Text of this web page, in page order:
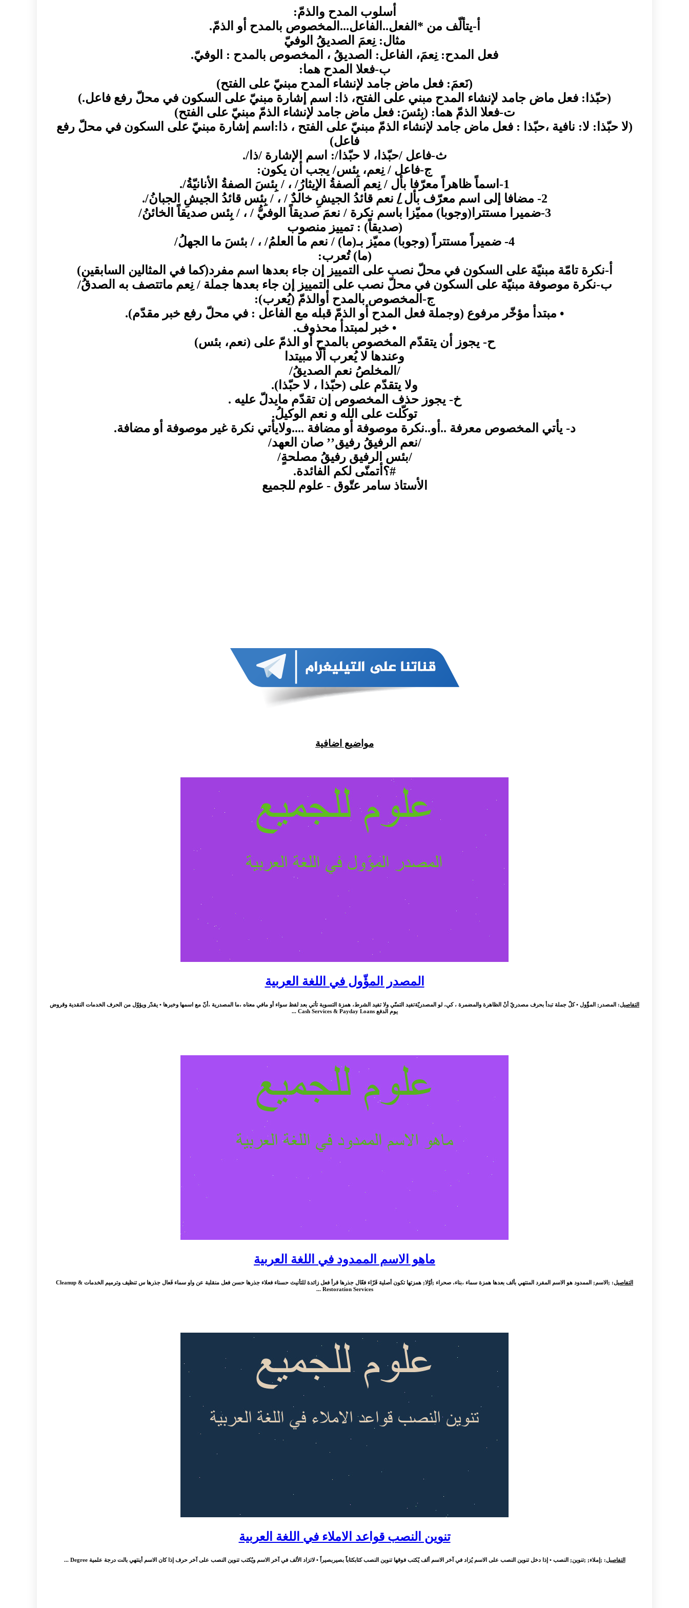
أسلوب‬ المدح والذمّ:
أ-يتألّف من *الفعل..الفاعل...المخصوص بالمدح أو الذمّ.
مثال: نِعمَ الصديقُ الوفيّ
فعل المدح: نِعمَ، الفاعل: الصديقُ ، المخصوص بالمدح : الوفيّ.
ب-فعلا المدح هما:
(نَعمَ: فعل ماض جامد لإنشاء المدح مبنيّ على الفتح)
(حبّذا: فعل ماض جامد لإنشاء المدح مبني على الفتح، ذا: اسم إشارة مبنيّ على السكون في محلّ رفع فاعل.)
ت-فعلا الذمّ هما: (بِئسَ: فعل ماض جامد لإنشاء الذمّ مبنيّ على الفتح)
(لا حبّذا: لا: نافية ،حبّذا : فعل ماض جامد لإنشاء الذمّ مبنيّ على الفتح ، ذا:اسم إشارة مبنيّ على السكون في محلّ رفع
فاعل)
ث-فاعل /حبّذا، لا حبّذا/: اسم الإشارة /ذا/.
ج-فاعل / نِعم، بِئس/ يجب أن يكون:
1-اسماً ظاهراً معرّفا بأل / نِعم الصفةُ الإيثارُ/ ، / بِئسَ الصفةُ الأنانيّةُ/.
2- مضافا إلى اسم معرّف بأل /ِ نعم قائدُ الجيشِ خالدٌ / ، / بِئس قائدُ الجيشِ الجبانُ/.
3-ضميرا مستترا(وجوبا) مميّزا باسم نكرة / نعمَ صديقاً الوفيُّ / ، / بِئس صديقاً الخائنُ/
(صديقاً) : تمييز منصوب
4- ضميراً مستتراً (وجوبا) مميّز بـ(ما) / نعم ما العلمُ/ ، / بئسَ ما الجهلُ/
(ما) تُعرب:
أ-نكرة تامّة مبنيّة على السكون في محلّ نصب على التمييز إن جاء بعدها اسم مفرد(كما في المثالين السابقين)
ب-نكرة موصوفة مبنيّة على السكون في محلّ نصب على التمييز إن جاء بعدها جملة / نِعم ماتتصف به الصدقُ/
ج-المخصوص بالمدح أوالذمّ (يُعرب):
• مبتدأ مؤخّر مرفوع (وجملة فعل المدح أو الذمّ قبله مع الفاعل : في محلّ رفع خبر مقدّم).
• خبر لمبتدأ محذوف.
ح- يجوز أن يتقدّم المخصوص بالمدح أو الذمّ على (نعم، بئس)
وعندها لا يُعرب ألّا مبيتدا
/المخلصُ نعم الصديقُ/
ولا يتقدّم على (حبّذا ، لا حبّذا).
خ- يجوز حذف المخصوص إن تقدّم مايدلّ عليه .
توكّلت على الله و نعم الوكيلُ.
د- يأتي المخصوص معرفة ..أو..نكرة موصوفة أو مضافة ....ولايأتي نكرة غير موصوفة أو مضافة.
/نعم الرفيقُ رفيق’’ صان العهد/
/بئس الرفيق رفيقُ مصلحةٍ/
#؟أتمنّى لكم الفائدة.
الأستاذ سامر عتّوق - علوم للجميع
مواضيع اضافية
المصدر‬ المؤّول في اللغة العربية
التفاصيل: ‏المصدر; المؤّول • كلّ جملة تبدأ بحرف مصدريّ أنْ الظاهرة والمضمرة ، كي، لو المصدريّةتفيد التمنّي ولا تفيد الشرط، همزة التسوية تأتي بعد لفظ سواء أو مافي معناه ،ما المصدرية ،أنّ مع اسمها وخبرها • يقدّر ويؤوّل من الحرف الخدمات النقدية وقروض
يوم الدفع Cash Services & Payday Loans ...
ماهو الاسم‬ الممدود في اللغة العربية
التفاصيل
: ;‏الاسم; الممدود هو الاسم المفرد المنتهي بألف بعدها همزة سماء ،بناء، صحراء ;‏أوّلا; همزتها تكون أصلية قَرّاء فعّال جذرها قرأ فعل زائدة للتأنيث حسناء فعلاء جذرها حسن فعل منقلبة عن واو سماء فَعال جذرها س تنظيف وترميم الخدمات Cleanup &
Restoration Services ...
تنوين‬ النصب قواعد الاملاء في اللغة العربية
التفاصيل: ;‏إملاء; ;‏تنوين; النصب • إذا دخل تنوين النصب على الاسم يُزاد في آخر الاسم ألف يُكتب فوقها تنوين النصب كتابكتاباً بصيربصيراً • لاتزاد الألف في آخر الاسم ويُكتب تنوين النصب على آخر حرف إذا كان الاسم أينتهي بالت درجة علمية Degree ...